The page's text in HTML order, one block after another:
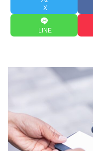
X
LINE